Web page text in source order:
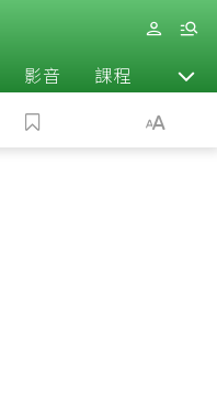
影音 課程 退休